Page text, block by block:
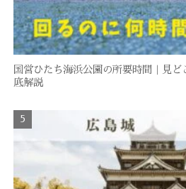
国営ひたち海浜公園の所要時間｜見
底解説